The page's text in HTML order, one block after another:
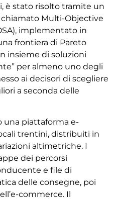
è stato risolto tramite un
Multi-Objective
implementato in
frontiera di Pareto
insieme di soluzioni
per almeno uno degli
ai decisori di scegliere
a seconda delle
una piattaforma e-
trentini, distribuiti in
altimetriche. I
dei percorsi
e file di
delle consegne, poi
commerce. Il